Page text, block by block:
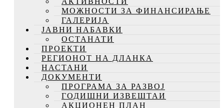
МОЖНОСТИ ЗА ФИНАНСИРАЊЕ
ГАЛЕРИЈА
ЈАВНИ НАБАВКИ
ОСТАНАТИ
ПРОЕКТИ
РЕГИОНОТ НА ДЛАНКА
НАСТАНИ
ДОКУМЕНТИ
ПРОГРАМА ЗА РАЗВОЈ
ГОДИШНИ ИЗВЕШТАИ
АКЦИОНЕН ПЛАН